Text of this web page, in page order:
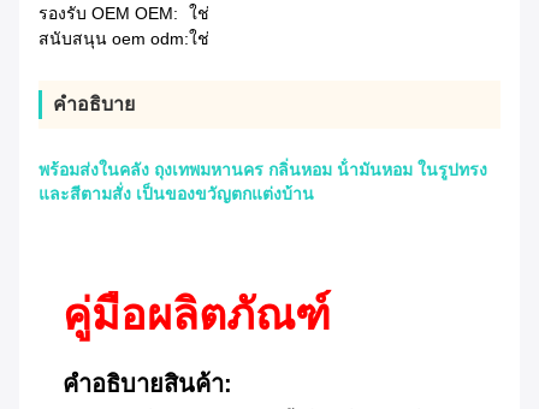
รองรับ OEM OEM:
ใช่
สนับสนุน oem odm:ใช่
คําอธิบาย
พร้อมส่งในคลัง ถุงเทพมหานคร กลิ่นหอม น้ํามันหอม ในรูปทรง
และสีตามสั่ง เป็นของขวัญตกแต่งบ้าน
คู่มือผลิตภัณฑ์
คําอธิบายสินค้า: